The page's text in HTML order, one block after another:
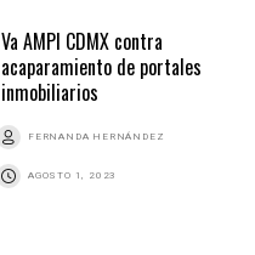
Va AMPI CDMX contra
acaparamiento de portales
inmobiliarios
FERNANDA HERNÁNDEZ
AGOSTO 1, 2023